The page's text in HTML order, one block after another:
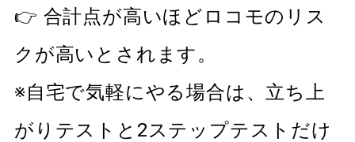
👉 合計点が高いほどロコモのリス
クが高いとされます。
※自宅で気軽にやる場合は、立ち上
がりテストと2ステップテストだけ